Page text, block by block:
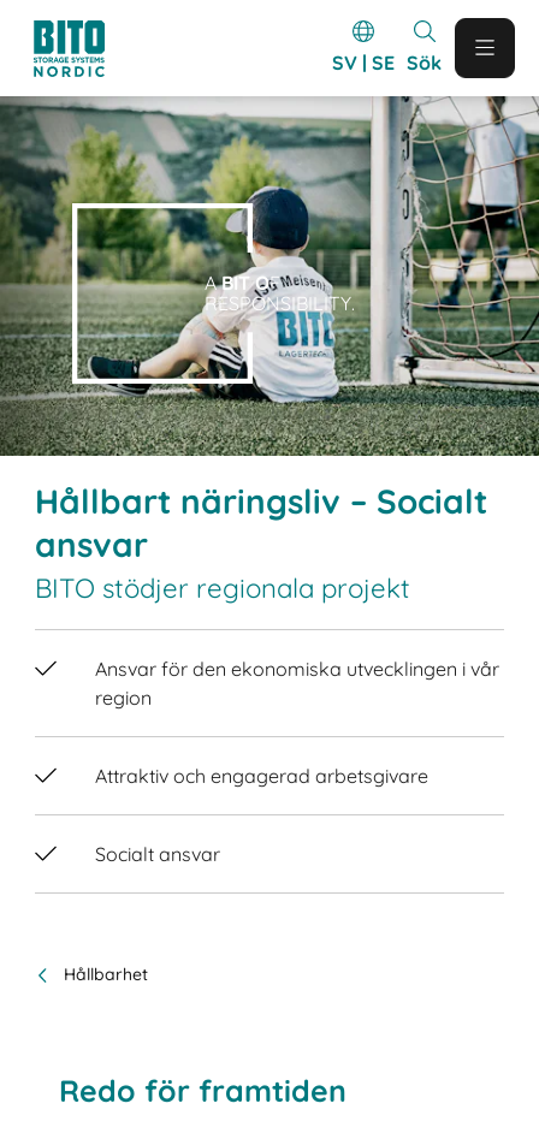
SV | SE Sök
ABIT OF
RESPONSIBILITY.
Hållbart näringsliv – Socialt
ansvar
BITO stödjer regionala projekt
Ansvar för den ekonomiska utvecklingen i vår
region
Attraktiv och engagerad arbetsgivare
Socialt ansvar
Hållbarhet
Redo för framtiden